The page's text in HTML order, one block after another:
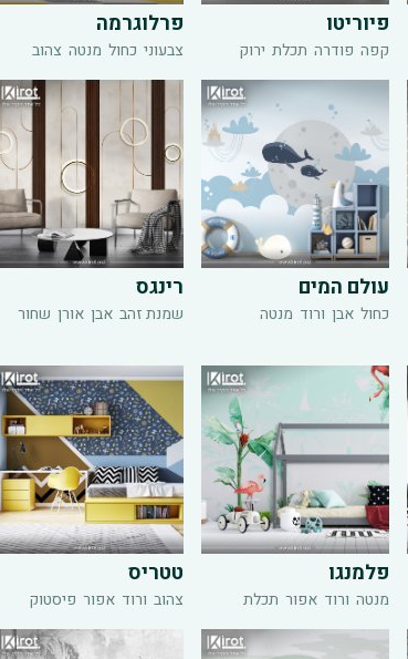
פיוריטו
קפה פודרה תכלת ירוק
פרלוגרמה
צבעוני כחול מנטה צהוב
עולם המים
כחול אבן ורוד מנטה
רינגס
שמנת זהב אבן אורן שחור
פלמנגו
מנטה ורוד אפור תכלת
טטריס
צהוב ורוד אפור פיסטוק